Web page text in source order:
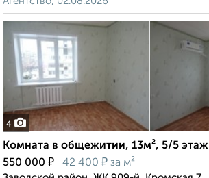
4
Комната в общежитии, 13м², 5/5 этаж
550 000 ₽ 42 400 ₽ за м²